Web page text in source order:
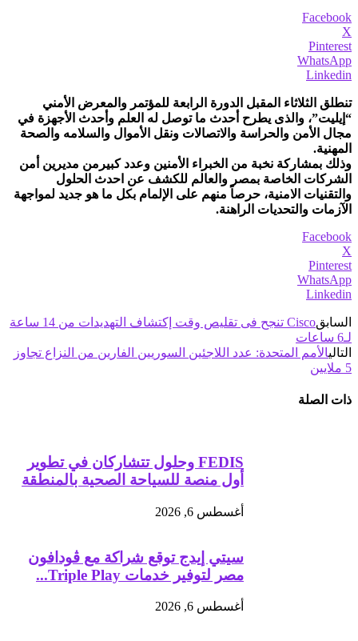
Facebook
X
Pinterest
WhatsApp
Linkedin
تنطلق الثلاثاء المقبل الدورة الرابعة للمؤتمر والمعرض الأمني
“إيليت”، والذى يطرح أحدث ما توصل له العلم وأحدث الأجهزة في
مجال الأمن والحراسة والاتصالات ونقل الأموال والسلامه والصحة
المهنية.
وذلك بمشاركة نخبة من الخبراء الأمنين وعدد كبيرمن مديرين أمن
الشركات الخاصة بمصر والعالم للكشف عن احدث الحلول
والتقنيات الامنية، حرصاً منهم على الإلمام بكل ما هو جديد لمواجهة
الآزمات والتحديات الراهنة.
Facebook
X
Pinterest
WhatsApp
Linkedin
السابق
Cisco تنجح فى تقليص وقت إكتشاف التهديدات من 14 ساعة
لـ6 ساعات
التاليالأمم المتحدة: عدد اللاجئين السوريين الفارين من النزاع تجاوز
5 ملايين
ذات الصلة
FEDIS وحلول تتشاركان في تطوير
أول منصة للسياحة الصحية بالمنطقة
أغسطس 6, 2026
سيتي إيدج توقع شراكة مع ڤودافون
مصر لتوفير خدمات Triple Play...
أغسطس 6, 2026